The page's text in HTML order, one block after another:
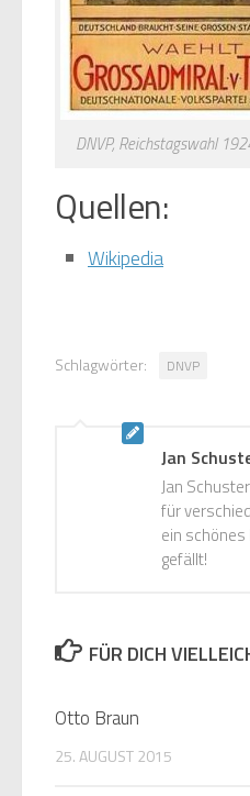
DNVP, Reichstagswahl
Quellen:
Wikipedia
Schlagwörter: DNVP
Jan
Jan
für
ein
gefällt!
FÜR DICH
Otto Braun
25. AUGUST 2015